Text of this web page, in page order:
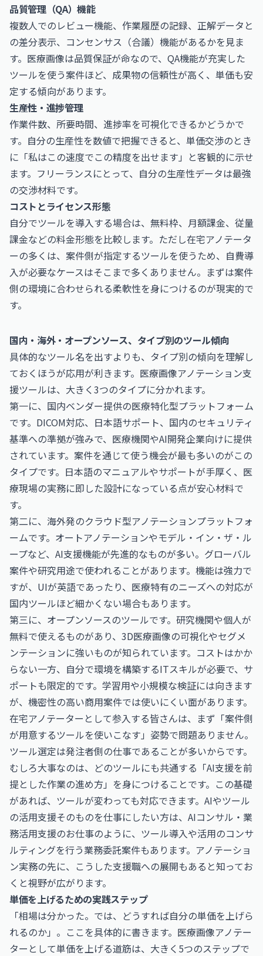
品質管理（QA）機能
複数人でのレビュー機能、作業履歴の記録、正解データと
の差分表示、コンセンサス（合議）機能があるかを見ま
す。医療画像は品質保証が命なので、QA機能が充実した
ツールを使う案件ほど、成果物の信頼性が高く、単価も安
定する傾向があります。
生産性・進捗管理
作業件数、所要時間、進捗率を可視化できるかどうかで
す。自分の生産性を数値で把握できると、単価交渉のとき
に「私はこの速度でこの精度を出せます」と客観的に示せ
ます。フリーランスにとって、自分の生産性データは最強
の交渉材料です。
コストとライセンス形態
自分でツールを導入する場合は、無料枠、月額課金、従量
課金などの料金形態を比較します。ただし在宅アノテータ
ーの多くは、案件側が指定するツールを使うため、自費導
入が必要なケースはそこまで多くありません。まずは案件
側の環境に合わせられる柔軟性を身につけるのが現実的で
す。
国内・海外・オープンソース、タイプ別のツール傾向
具体的なツール名を出すよりも、タイプ別の傾向を理解し
ておくほうが応用が利きます。医療画像アノテーション支
援ツールは、大きく3つのタイプに分かれます。
第一に、国内ベンダー提供の医療特化型プラットフォーム
です。DICOM対応、日本語サポート、国内のセキュリティ
基準への準拠が強みで、医療機関やAI開発企業向けに提供
されています。案件を通じて使う機会が最も多いのがこの
タイプです。日本語のマニュアルやサポートが手厚く、医
療現場の実務に即した設計になっている点が安心材料で
す。
第二に、海外発のクラウド型アノテーションプラットフォ
ームです。オートアノテーションやモデル・イン・ザ・ル
ープなど、AI支援機能が先進的なものが多い。グローバル
案件や研究用途で使われることがあります。機能は強力で
すが、UIが英語であったり、医療特有のニーズへの対応が
国内ツールほど細かくない場合もあります。
第三に、オープンソースのツールです。研究機関や個人が
無料で使えるものがあり、3D医療画像の可視化やセグメ
ンテーションに強いものが知られています。コストはかか
らない一方、自分で環境を構築するITスキルが必要で、サ
ポートも限定的です。学習用や小規模な検証には向きます
が、機密性の高い商用案件では使いにくい面があります。
在宅アノテーターとして参入する皆さんは、まず「案件側
が用意するツールを使いこなす」姿勢で問題ありません。
ツール選定は発注者側の仕事であることが多いからです。
むしろ大事なのは、どのツールにも共通する「AI支援を前
提とした作業の進め方」を身につけることです。この基礎
があれば、ツールが変わっても対応できます。AIやツール
の活用支援そのものを仕事にしたい方は、 AIコンサル・業
務活用支援のお仕事のように、ツール導入や活用のコンサ
ルティングを行う業務委託案件もあります。アノテーショ
ン実務の先に、こうした支援職への展開もあると知ってお
くと視野が広がります。
単価を上げるための実践ステップ
「相場は分かった。では、どうすれば自分の単価を上げら
れるのか」。ここを具体的に書きます。医療画像アノテー
ターとして単価を上げる道筋は、大きく5つのステップで